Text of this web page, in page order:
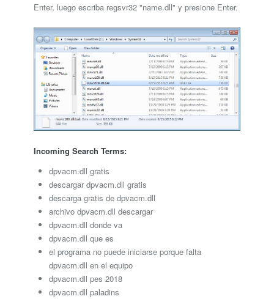
Enter, luego escriba regsvr32 "name.dll" y presione Enter.
Incoming Search Terms:
dpvacm.dll gratis
descargar dpvacm.dll gratis
descarga gratis de dpvacm.dll
archivo dpvacm.dll descargar
dpvacm.dll donde va
dpvacm.dll que es
el programa no puede iniciarse porque falta
dpvacm.dll en el equipo
dpvacm.dll pes 2018
dpvacm.dll paladins